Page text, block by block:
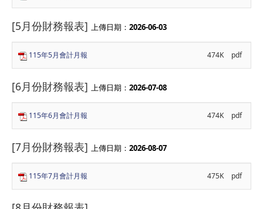
[5月份財務報表] 上傳日期： 2026-06-03
115年5月會計月報 474K pdf
[6月份財務報表] 上傳日期： 2026-07-08
115年6月會計月報 474K pdf
[7月份財務報表] 上傳日期： 2026-08-07
115年7月會計月報 475K pdf